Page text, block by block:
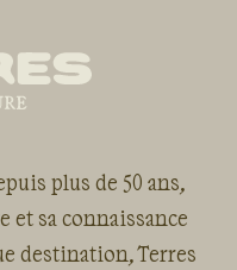
plus de 50 ans,
et sa connaissance
destination, Terres